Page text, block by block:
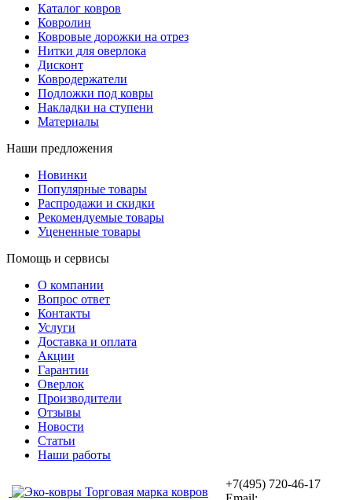
Каталог ковров
Ковролин
Ковровые дорожки на отрез
Нитки для оверлока
Дисконт
Ковродержатели
Подложки под ковры
Накладки на ступени
Материалы
Наши предложения
Новинки
Популярные товары
Распродажи и скидки
Рекомендуемые товары
Уцененные товары
Помощь и сервисы
О компании
Вопрос ответ
Контакты
Услуги
Доставка и оплата
Акции
Гарантии
Оверлок
Производители
Отзывы
Новости
Статьи
Наши работы
Торговая марка ковров
+7(495) 720-46-17